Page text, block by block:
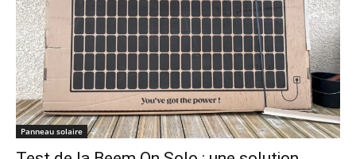
Panneau solaire